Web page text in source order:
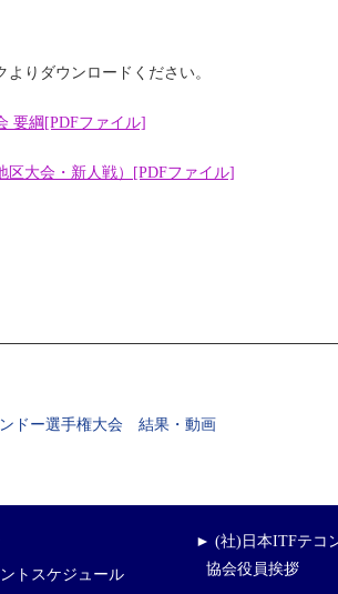
よりダウンロードください。
要綱[PDFファイル]
区大会・新人戦）[PDFファイル]
ドー選手権大会 結果・動画
トスケジュール
► (社)日本ITFテコ
協会役員挨拶